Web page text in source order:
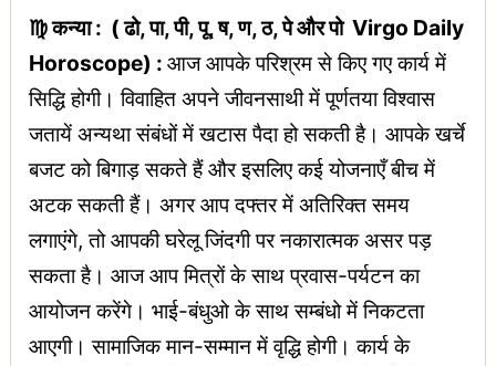
♍ कन्या : ( ढो, पा, पी, पू, ष, ण, ठ, पे और पो Virgo Daily
Horoscope) : आज आपके परिश्रम से किए गए कार्य में
सिद्धि होगी। विवाहित अपने जीवनसाथी में पूर्णतया विश्वास
जतायें अन्यथा संबंधों में खटास पैदा हो सकती है। आपके खर्चे
बजट को बिगाड़ सकते हैं और इसलिए कई योजनाएँ बीच में
अटक सकती हैं। अगर आप दफ्तर में अतिरिक्त समय
लगाएंगे, तो आपकी घरेलू जिंदगी पर नकारात्मक असर पड़
सकता है। आज आप मित्रों के साथ प्रवास-पर्यटन का
आयोजन करेंगे। भाई-बंधुओ के साथ सम्बंधो में निकटता
आएगी। सामाजिक मान-सम्मान में वृद्धि होगी। कार्य के